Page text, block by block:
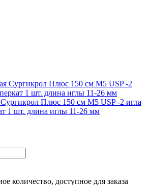
Плюс 150 см М5 USP -2 игла
1 шт. длина иглы 11-26 мм
количество, доступное для заказа